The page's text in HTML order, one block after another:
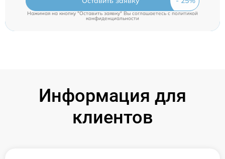
Нажимая на кнопку "Оставить заявку" Вы соглашаетесь cполитикой
конфиденциальности
Информация для
клиентов